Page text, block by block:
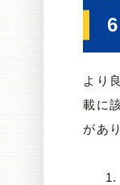
より
載に
があ